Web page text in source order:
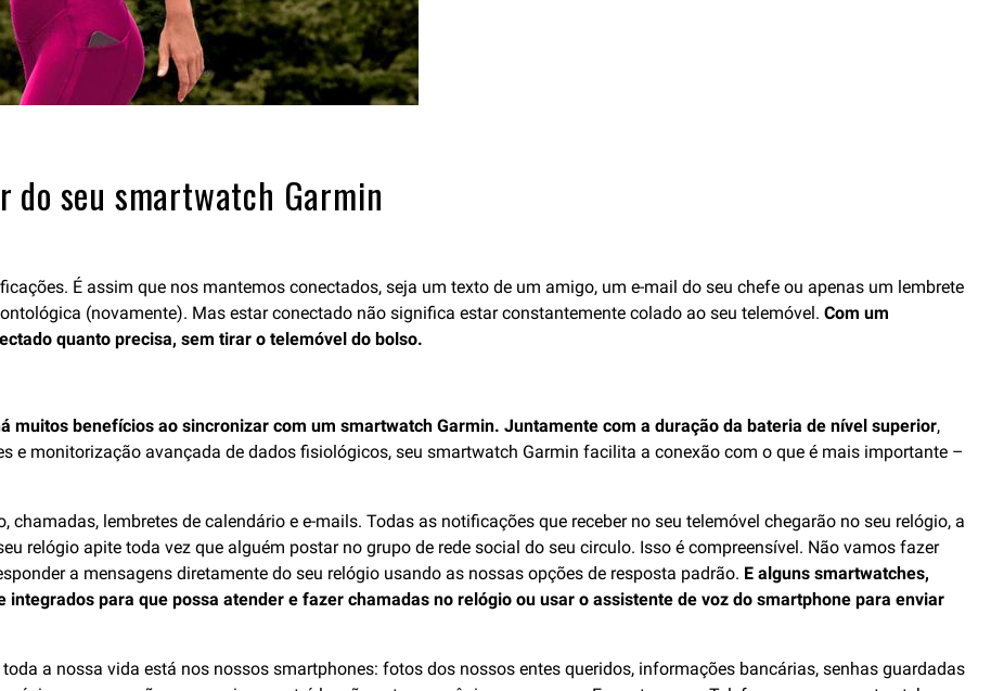
do seu smartwatch Garmin
É assim que nos mantemos conectados, seja um texto de um amigo, um e-mail do seu chefe ou apenas um lembrete
(novamente). Mas estar conectado não significa estar constantemente colado ao seu telemóvel. Com um
quanto precisa, sem tirar o telemóvel do bolso.
muitos benefícios ao sincronizar com um smartwatch Garmin. Juntamente com a duração da bateria de nível superior,
e monitorização avançada de dados fisiológicos, seu smartwatch Garmin facilita a conexão com o que é mais importante –
lembretes de calendário e e-mails. Todas as notificações que receber no seu telemóvel chegarão no seu relógio, a
relógio apite toda vez que alguém postar no grupo de rede social do seu circulo. Isso é compreensível. Não vamos fazer
a mensagens diretamente do seu relógio usando as nossas opções de resposta padrão. E alguns smartwatches,
para que possa atender e fazer chamadas no relógio ou usar o assistente de voz do smartphone para enviar
a nossa vida está nos nossos smartphones: fotos dos nossos entes queridos, informações bancárias, senhas guardadas